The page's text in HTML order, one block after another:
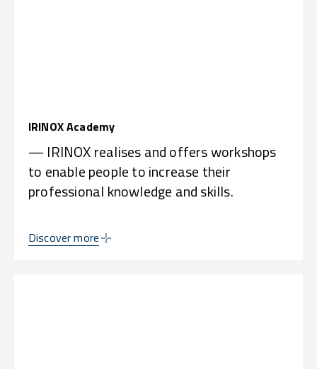
IRINOX Academy
— IRINOX realises and offers workshops
to enable people to increase their
professional knowledge and skills.
Discover more